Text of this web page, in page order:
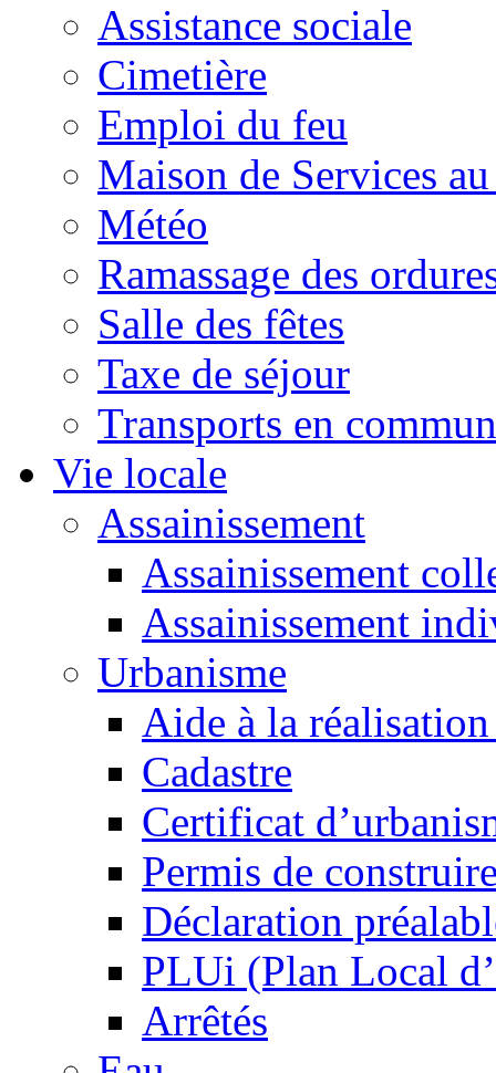
Assistance sociale
Cimetière
Emploi du feu
Maison de Services
Météo
Ramassage des
Salle des fêtes
Taxe de séjour
Transports en commun
Vie locale
Assainissement
Assainissement
Assainissement
Urbanisme
Aide à la réalisation
Cadastre
Certificat
Permis de
Déclaration
PLUi (Plan Local
Arrêtés